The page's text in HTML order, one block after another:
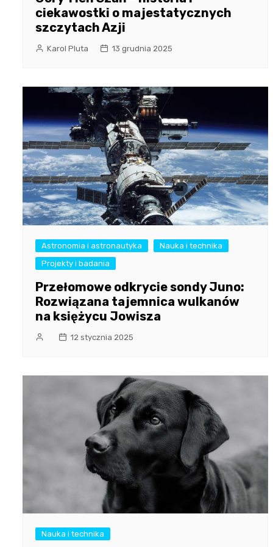
ciekawostki o majestatycznych
szczytach Azji
Karol Pluta 13 grudnia 2025
Astronomia i astronautyka
Nauka i technika
Projekty i badania
Przełomowe odkrycie sondy Juno:
Rozwiązana tajemnica wulkanów
na księżycu Jowisza
12 stycznia 2025
Nauka i technika